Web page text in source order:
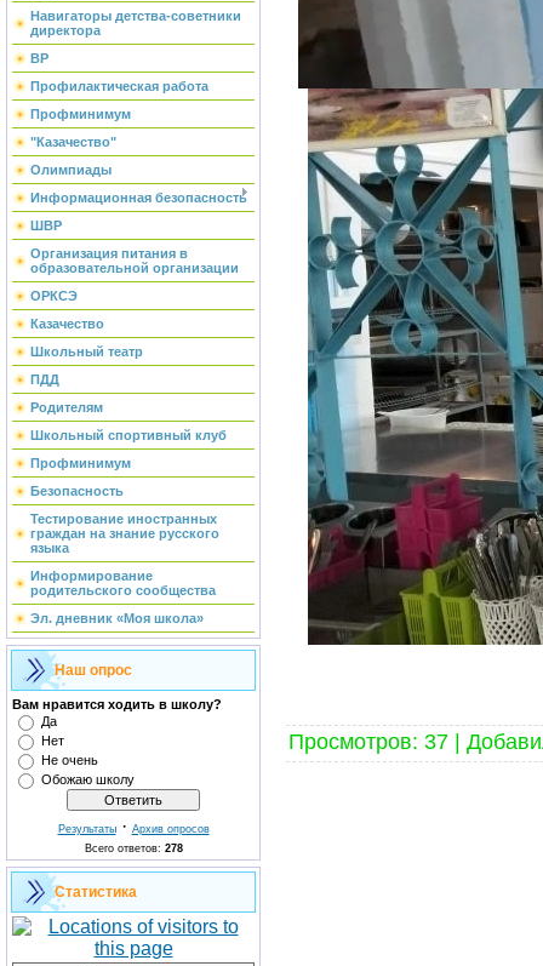
Навигаторы детства-советники
директора
ВР
Профилактическая работа
Профминимум
"Казачество"
Олимпиады
Информационная безопасность
ШВР
Организация питания в
образовательной организации
ОРКСЭ
Казачество
Школьный театр
ПДД
Родителям
Школьный спортивный клуб
Профминимум
Безопасность
Тестирование иностранных
граждан на знание русского
языка
Информирование
родительского сообщества
Эл. дневник «Моя школа»
Наш опрос
Вам нравится ходить в школу?
Да
Нет
Не очень
Обожаю школу
Результаты· Архив опросов
Всего ответов: 278
Статистика
Просмотров: 37